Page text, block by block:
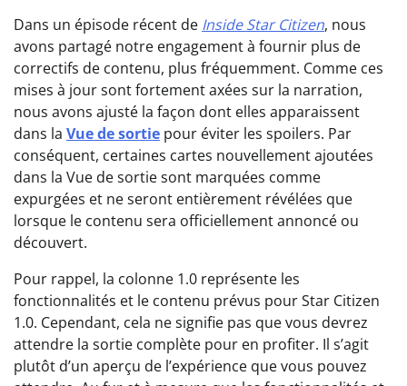
Dans un épisode récent de Inside Star Citizen, nous
avons partagé notre engagement à fournir plus de
correctifs de contenu, plus fréquemment. Comme ces
mises à jour sont fortement axées sur la narration,
nous avons ajusté la façon dont elles apparaissent
dans la Vue de sortie pour éviter les spoilers. Par
conséquent, certaines cartes nouvellement ajoutées
dans la Vue de sortie sont marquées comme
expurgées et ne seront entièrement révélées que
lorsque le contenu sera officiellement annoncé ou
découvert.
Pour rappel, la colonne 1.0 représente les
fonctionnalités et le contenu prévus pour Star Citizen
1.0. Cependant, cela ne signifie pas que vous devrez
attendre la sortie complète pour en profiter. Il s’agit
plutôt d’un aperçu de l’expérience que vous pouvez